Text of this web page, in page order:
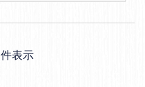
件表示